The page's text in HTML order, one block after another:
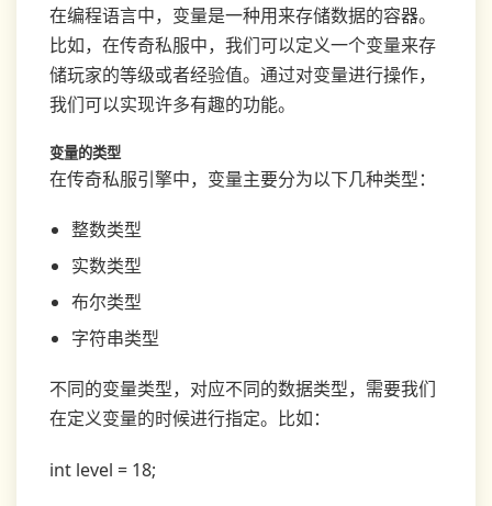
在编程语言中，变量是一种用来存储数据的容器。
比如，在传奇私服中，我们可以定义一个变量来存
储玩家的等级或者经验值。通过对变量进行操作，
我们可以实现许多有趣的功能。
变量的类型
在传奇私服引擎中，变量主要分为以下几种类型：
整数类型
实数类型
布尔类型
字符串类型
不同的变量类型，对应不同的数据类型，需要我们
在定义变量的时候进行指定。比如：
int level = 18;